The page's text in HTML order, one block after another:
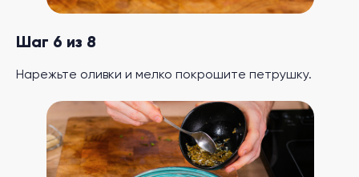
Шаг 6 из 8
Нарежьте оливки и мелко покрошите петрушку.